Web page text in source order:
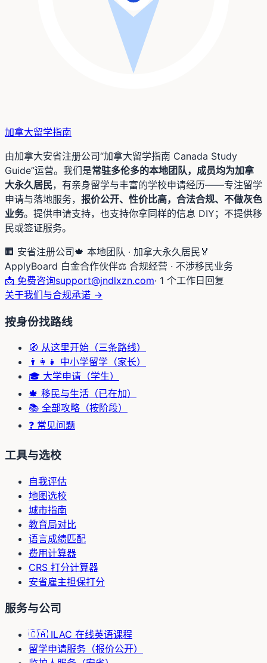
加拿大留学指南
由加拿大安省注册公司“加拿大留学指南 Canada Study
Guide”运营。我们是常驻多伦多的本地团队，成员均为加拿
大永久居民，有亲身留学与丰富的学校申请经历——专注留学
申请与落地服务， 报价公开、性价比高，合法合规、不做灰色
业务。提供申请支持，也支持你拿同样的信息 DIY；不提供移
民或签证服务。
🏢 安省注册公司🍁 本地团队 · 加拿大永久居民 🏅
ApplyBoard 白金合作伙伴⚖️ 合规经营 · 不涉移民业务
📩 免费咨询support@jndlxzn.com· 1 个工作日回复
关于我们与合规承诺 →
按身份找路线
🧭 从这里开始（三条路线）
👨‍👩‍👧 中小学留学（家长）
🎓 大学申请（学生）
🍁 移民与生活（已在加）
📚 全部攻略（按阶段）
❓ 常见问题
工具与选校
自我评估
地图选校
城市指南
教育局对比
语言成绩匹配
费用计算器
CRS 打分计算器
安省雇主担保打分
服务与公司
🇨🇦 ILAC 在线英语课程
留学申请服务（报价公开）